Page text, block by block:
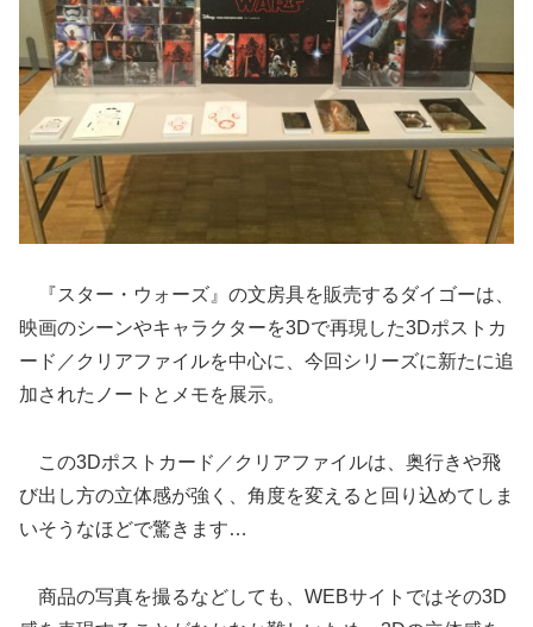
『スター・ウォーズ』の文房具を販売するダイゴーは、
映画のシーンやキャラクターを3Dで再現した3Dポストカ
ード／クリアファイルを中心に、今回シリーズに新たに追
加されたノートとメモを展示。
この3Dポストカード／クリアファイルは、奥行きや飛
び出し方の立体感が強く、角度を変えると回り込めてしま
いそうなほどで驚きます…
商品の写真を撮るなどしても、WEBサイトではその3D